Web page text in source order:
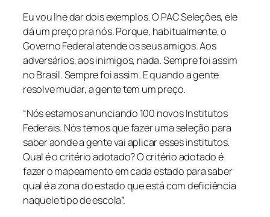
Eu vou lhe dar dois exemplos. O PAC Seleções, ele
dá um preço pra nós. Porque, habitualmente, o
Governo Federal atende os seus amigos. Aos
adversários, aos inimigos, nada. Sempre foi assim
no Brasil. Sempre foi assim. E quando a gente
resolve mudar, a gente tem um preço.
“Nós estamos anunciando 100 novos Institutos
Federais. Nós temos que fazer uma seleção para
saber aonde a gente vai aplicar esses institutos.
Qual é o critério adotado? O critério adotado é
fazer o mapeamento em cada estado para saber
qual é a zona do estado que está com deficiência
naquele tipo de escola”.